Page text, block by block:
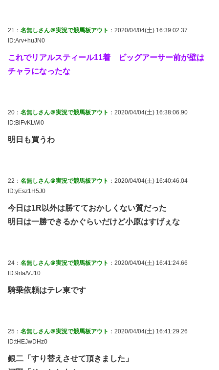
21： 名無しさん＠実況で競馬板アウト ：2020/04/04(土) 16:39:02.37
ID:Arv+huJN0
これでリアルスティール11着 ビッグアーサー前が壁は
チャラになったな
20： 名無しさん＠実況で競馬板アウト ：2020/04/04(土) 16:38:06.90
ID:BiFvKLWl0
明日も買うわ
22： 名無しさん＠実況で競馬板アウト ：2020/04/04(土) 16:40:46.04
ID:yEsz1H5J0
今日は1R以外は勝てておかしくない質だった
明日は一勝できるかぐらいだけど小原はすげぇな
24： 名無しさん＠実況で競馬板アウト ：2020/04/04(土) 16:41:24.66
ID:9rta/VJ10
騎乗依頼はテレ東です
25： 名無しさん＠実況で競馬板アウト ：2020/04/04(土) 16:41:29.26
ID:tHEJwDHz0
銀二「すり替えさせて頂きました」